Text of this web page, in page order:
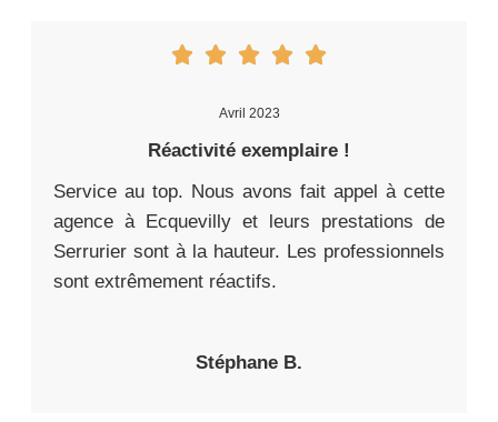
Avril 2023
Réactivité exemplaire !
Service au top. Nous avons fait appel à cette
agence à Ecquevilly et leurs prestations de
Serrurier sont à la hauteur. Les professionnels
sont extrêmement réactifs.
Stéphane B.